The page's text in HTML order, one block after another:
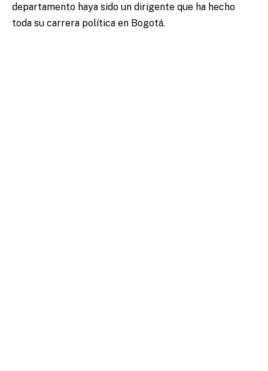
departamento haya sido un dirigente que ha hecho
toda su carrera política en Bogotá.